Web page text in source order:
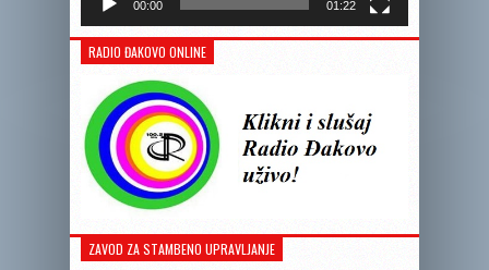
00:00 01:22
RADIO ĐAKOVO ONLINE
ZAVOD ZA STAMBENO UPRAVLJANJE